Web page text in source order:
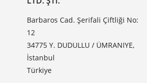
Barbaros Cad. Şerifali Çiftliği No:
12
34775 Y. DUDULLU / ÜMRANIYE,
İstanbul
Türkiye